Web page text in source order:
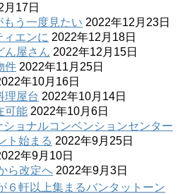
月17日
う一度見たい 2022年12月23日
エンに 2022年12月18日
ん屋さん 2022年12月15日
件 2022年11月25日
年10月16日
理屋台 2022年10月14日
可能 2022年10月6日
ョナルコンベンションセンター
ト始まる 2022年9月25日
年9月10日
ら改定へ 2022年9月3日
６軒以上集まるバンタットーン